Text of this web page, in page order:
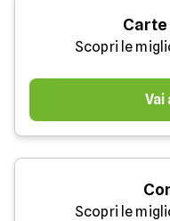
Carte
Scopri le
Vai
Scopri le